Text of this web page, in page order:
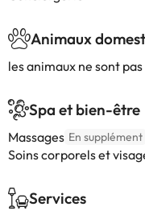
Animaux
les animaux ne sont
Spa et bien-être
Massages En supplément
Soins corporels et
Services